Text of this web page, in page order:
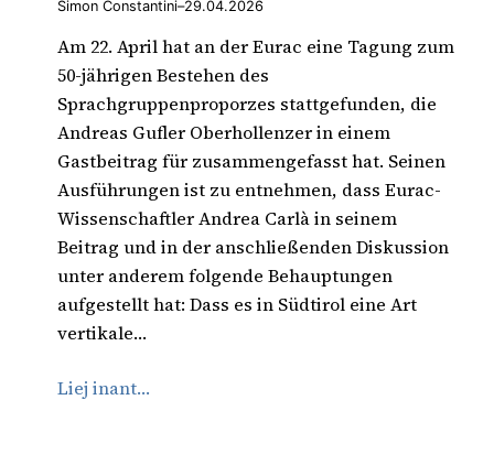
Simon Constantini–29.04.2026
Am 22. April hat an der Eurac eine Tagung zum
50-jährigen Bestehen des
Sprachgruppenproporzes stattgefunden, die
Andreas Gufler Oberhollenzer in einem
Gastbeitrag für zusammengefasst hat. Seinen
Ausführungen ist zu entnehmen, dass Eurac-
Wissenschaftler Andrea Carlà in seinem
Beitrag und in der anschließenden Diskussion
unter anderem folgende Behauptungen
aufgestellt hat: Dass es in Südtirol eine Art
vertikale…
Liej inant…